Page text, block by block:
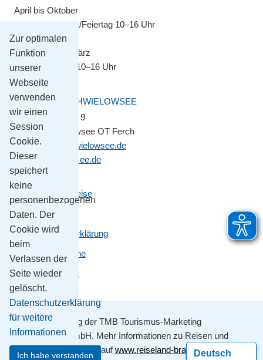
Zur optimalen
Funktion
unserer
Webseite
verwenden
wir einen
Session
Cookie.
Dieser
speichert
keine
personenbezogenen
Daten. Der
Cookie wird
beim
Verlassen der
Seite wieder
gelöscht.
Datenschutzerklärung
für weitere
Informationen
Ich habe verstanden
April bis Oktober
Montag–Sonntag/Feiertag 10–16 Uhr
November bis März
Montag–Freitag 10–16 Uhr
GEMEINDE SCHWIELOWSEE
Potsdamer Platz 9
14548 Schwielowsee OT Ferch
gemeinde@schwielowsee.de
www.schwielowsee.de
Kontakt & Anreise
Impressum
Datenschutzerklärung
Leichte Sprache
Barrierefreiheit
Mit Unterstützung der TMB Tourismus-Marketing
Brandenburg GmbH. Mehr Informationen zu Reisen und
Ausflügen erhalten sie aufwww.reiseland-brandenburg.de